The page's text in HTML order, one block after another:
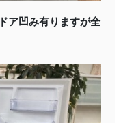
ア凹み有りますが全